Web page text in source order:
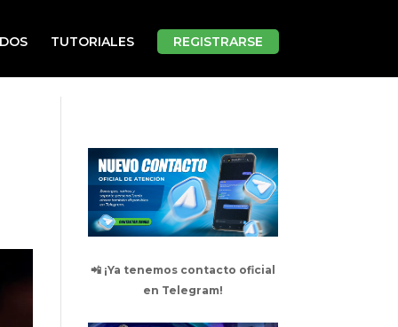
TUTORIALES REGISTRARSE
📲 ¡Ya tenemos contacto oficial
en Telegram!